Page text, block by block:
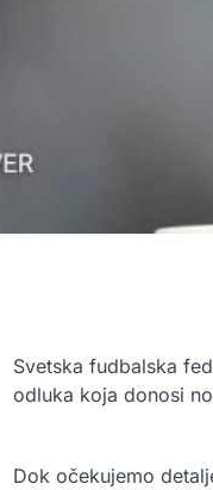
Svetska fudbalska
odluka koja donosi
Dok očekujemo